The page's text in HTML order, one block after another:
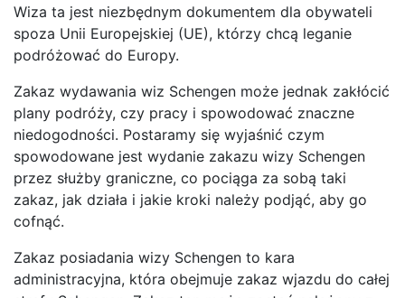
Wiza ta jest niezbędnym dokumentem dla obywateli
spoza Unii Europejskiej (UE), którzy chcą leganie
podróżować do Europy.
Zakaz wydawania wiz Schengen może jednak zakłócić
plany podróży, czy pracy i spowodować znaczne
niedogodności. Postaramy się wyjaśnić czym
spowodowane jest wydanie zakazu wizy Schengen
przez służby graniczne, co pociąga za sobą taki
zakaz, jak działa i jakie kroki należy podjąć, aby go
cofnąć.
Zakaz posiadania wizy Schengen to kara
administracyjna, która obejmuje zakaz wjazdu do całej